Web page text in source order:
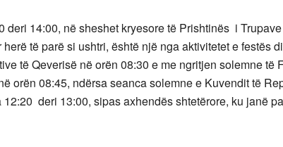
deri 14:00, në sheshet kryesore të Prishtinës i
të parë si ushtri, është një nga aktivitetet e festës
të Qeverisë në orën 08:30 e me ngritjen solemne të
orën 08:45, ndërsa seanca solemne e Kuvendit të
deri 13:00, sipas axhendës shtetërore, ku janë